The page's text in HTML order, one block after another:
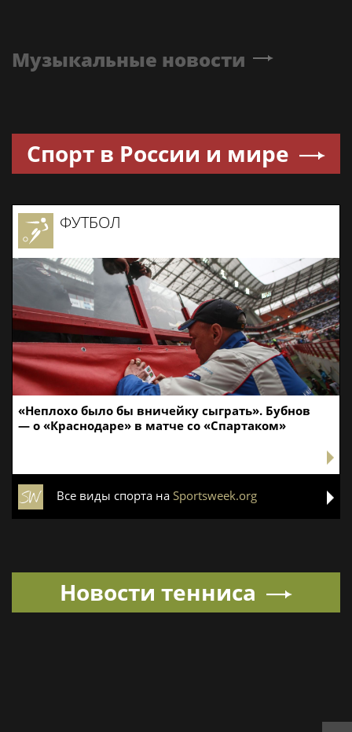
Музыкальные новости
Спорт в России и мире
«Неплохо было бы вничейку сыграть». Бубнов
— о «Краснодаре» в матче со «Спартаком»
ФУТБОЛ
Все виды спорта на Sportsweek.org
Новости тенниса